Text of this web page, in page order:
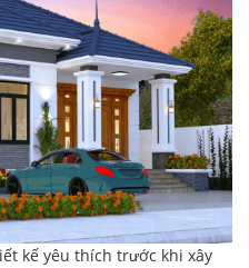
kế yêu thích trước khi xây